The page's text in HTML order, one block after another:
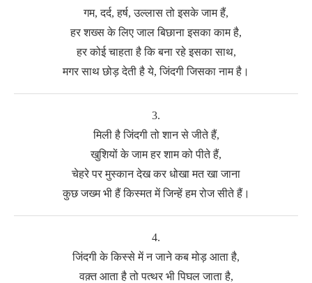
गम, दर्द, हर्ष, उल्लास तो इसके जाम हैं,
हर शख्स के लिए जाल बिछाना इसका काम है,
हर कोई चाहता है कि बना रहे इसका साथ,
मगर साथ छोड़ देती है ये, जिंदगी जिसका नाम है।
3.
मिली है जिंदगी तो शान से जीते हैं,
खुशियों के जाम हर शाम को पीते हैं,
चेहरे पर मुस्कान देख कर धोखा मत खा जाना
कुछ जख्म भी हैं किस्मत में जिन्हें हम रोज सीते हैं।
4.
जिंदगी के किस्से में न जाने कब मोड़ आता है,
वक़्त आता है तो पत्थर भी पिघल जाता है,